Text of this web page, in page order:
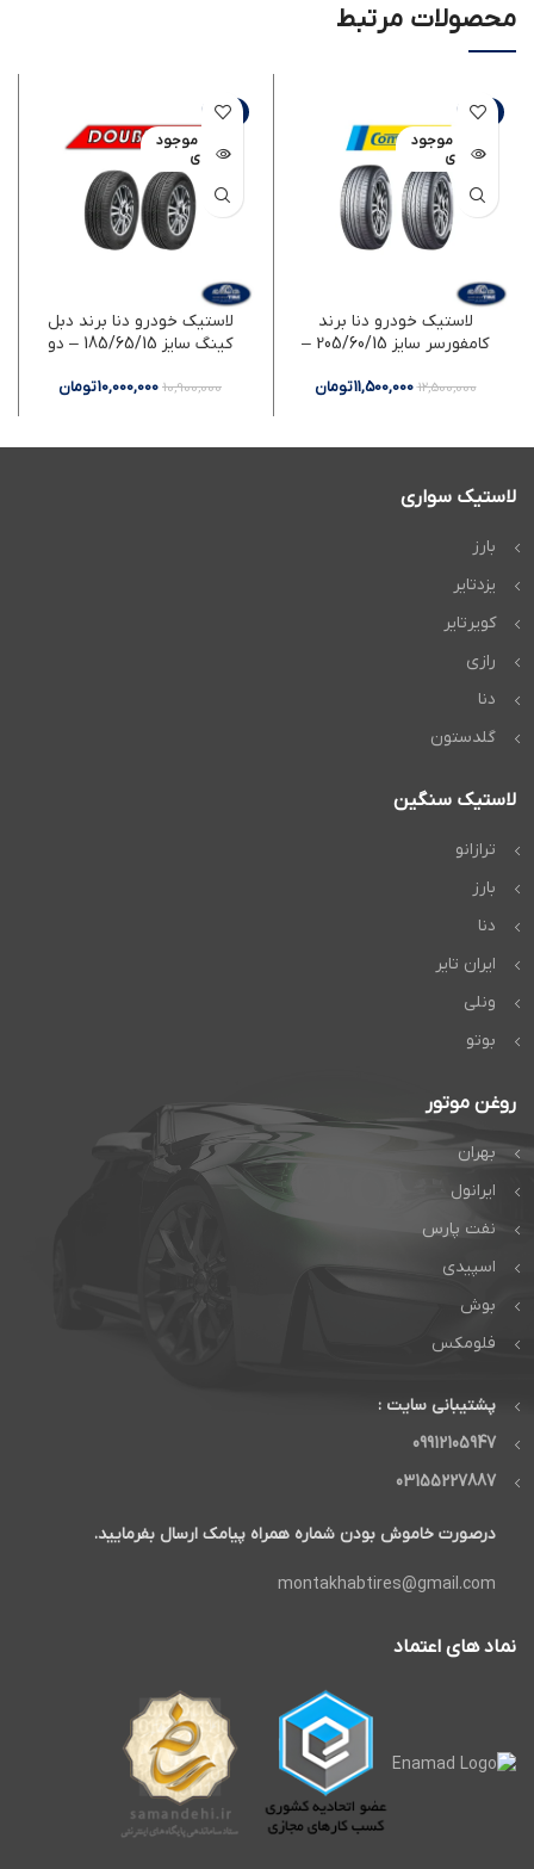
محصولات مرتبط
-8%
اتمام موجود
ی
لاستیک خودرو دنا برند
کامفورسر سایز 205/60/15 –
12,500,000
11,500,000تومان
-8%
اتمام موجود
ی
لاستیک خودرو دنا برند دبل
کینگ سایز 185/65/15 – دو
10,900,000
10,000,000تومان
لاستیک سواری
بارز
یزدتایر
کویرتایر
رازی
دنا
گلدستون
لاستیک سنگین
ترازانو
بارز
دنا
ایران تایر
ونلی
بوتو
روغن موتور
بهران
ایرانول
نفت پارس
اسپیدی
بوش
فلومکس
پشتیبانی سایت :
09912105947
03155227887
درصورت خاموش بودن شماره همراه پیامک ارسال بفرمایید.
montakhabtires@gmail.com
نماد های اعتماد